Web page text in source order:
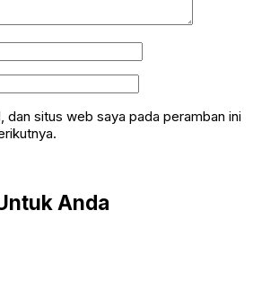
dan situs web saya pada peramban ini
Anda